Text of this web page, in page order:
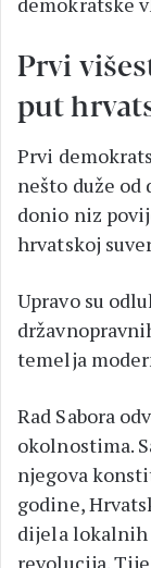
Prvi
put
Prvi
nešto duže
donio niz
hrvatskoj
Upravo su
temelja
Rad Sabora
okolnostima.
njegova
godine,
dijela lokalnih
revolucija.